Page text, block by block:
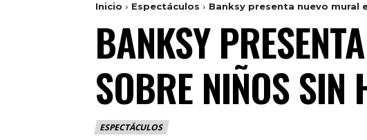
Inicio Espectáculos Banksy presenta nuevo mural
BANKSY
SOBRE NIÑOS SIN
ESPECTÁCULOS